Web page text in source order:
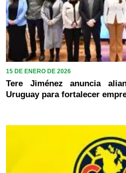
15 DE ENERO DE 2026
Tere Jiménez anuncia
Uruguay para fortalecer